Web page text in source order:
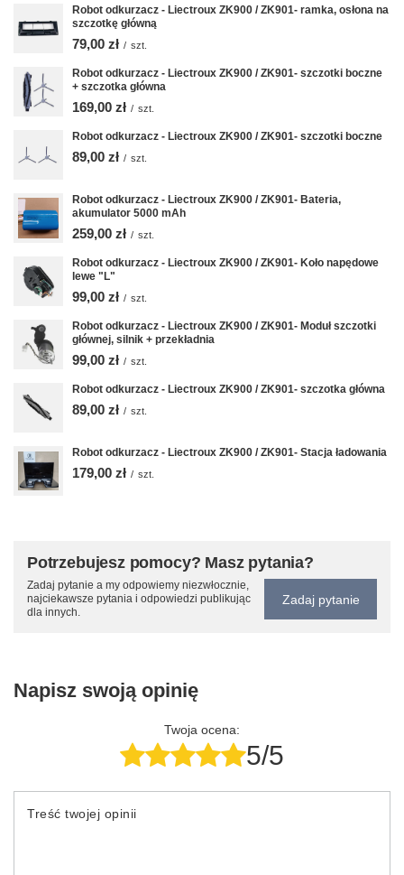
Robot odkurzacz - Liectroux ZK900 / ZK901- ramka, osłona na
szczotkę główną
79,00 zł / szt.
Robot odkurzacz - Liectroux ZK900 / ZK901- szczotki boczne
+ szczotka główna
169,00 zł / szt.
Robot odkurzacz - Liectroux ZK900 / ZK901- szczotki boczne
89,00 zł / szt.
Robot odkurzacz - Liectroux ZK900 / ZK901- Bateria,
akumulator 5000 mAh
259,00 zł / szt.
Robot odkurzacz - Liectroux ZK900 / ZK901- Koło napędowe
lewe "L"
99,00 zł / szt.
Robot odkurzacz - Liectroux ZK900 / ZK901- Moduł szczotki
głównej, silnik + przekładnia
99,00 zł / szt.
Robot odkurzacz - Liectroux ZK900 / ZK901- szczotka główna
89,00 zł / szt.
Robot odkurzacz - Liectroux ZK900 / ZK901- Stacja ładowania
179,00 zł / szt.
Potrzebujesz pomocy? Masz pytania?
Zadaj pytanie a my odpowiemy niezwłocznie,
najciekawsze pytania i odpowiedzi publikując
dla innych.
Zadaj pytanie
Napisz swoją opinię
Twoja ocena:
5/5
Treść twojej opinii